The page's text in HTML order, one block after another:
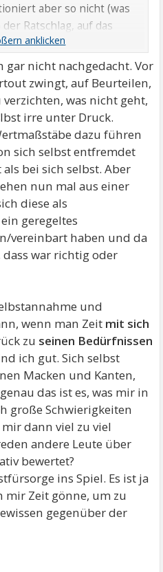
aber so nicht (was
Ratschlag, auf das
verzichten. Denn das ist
Warum nicht? Weil
tieferen seelischen
nicht hinreicht. Wenn wir
sich auch nichts daran,
verbieten. Tief in
es trotzdem doof.
gar nicht nachgedacht. Vor
zwingt, auf Beurteilen,
was nicht geht,
irre unter Druck.
dazu führen
sich selbst entfremdet
bei sich selbst. Aber
nun mal aus einer
diese als
geregeltes
vereinbart haben und da
war richtig oder
und
wenn man Zeit mit sich
zu seinen Bedürfnissen
ich gut. Sich selbst
Macken und Kanten,
das ist es, was mir in
große Schwierigkeiten
dann viel zu viel
andere Leute über
bewertet?
ins Spiel. Es ist ja
mir Zeit gönne, um zu
gegenüber der